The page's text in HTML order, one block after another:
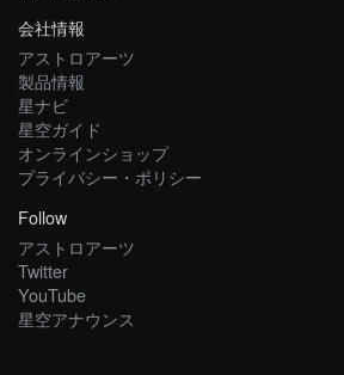
会社情報
アストロアーツ
製品情報
星ナビ
星空ガイド
オンラインショップ
プライバシー・ポリシー
Follow
アストロアーツ
Twitter
YouTube
星空アナウンス